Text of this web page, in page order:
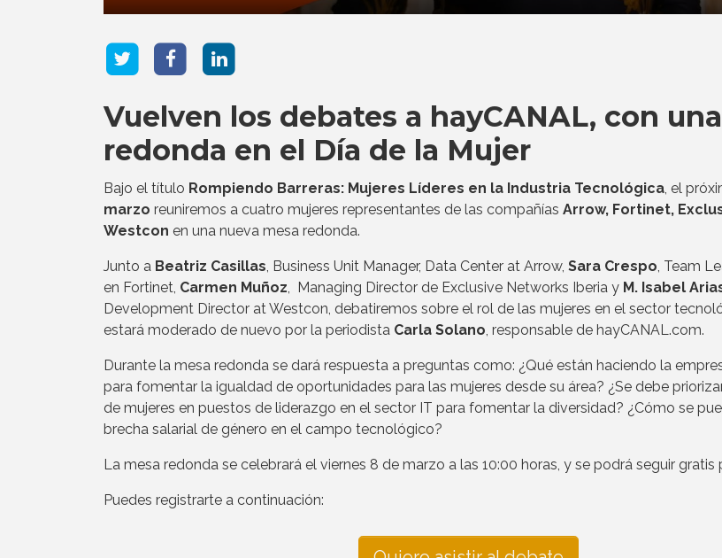
Play Mute
Vuelven los debates a hayCANAL, con
redonda en el Día de la Mujer
Bajo el título Rompiendo Barreras: Mujeres Líderes en la Industria Tecnológica , el
marzo reuniremos a cuatro mujeres representantes de las compañías Arrow, Fortinet,
Westcon en una nueva mesa redonda.
Junto a Beatriz Casillas , Business Unit Manager, Data Center at Arrow, Sara Crespo , Team
en Fortinet, Carmen Muñoz , Managing Director de Exclusive Networks Iberia y M. Isabel
Development Director at Westcon, debatiremos sobre el rol de las mujeres en el sector
estará moderado de nuevo por la periodista Carla Solano , responsable de hayCANAL.com.
Durante la mesa redonda se dará respuesta a preguntas como: ¿Qué están haciendo la
para fomentar la igualdad de oportunidades para las mujeres desde su área? ¿Se debe
de mujeres en puestos de liderazgo en el sector IT para fomentar la diversidad? ¿Cómo se
brecha salarial de género en el campo tecnológico?
La mesa redonda se celebrará el viernes 8 de marzo a las 10:00 horas, y se podrá seguir gratis
Puedes registrarte a continuación: